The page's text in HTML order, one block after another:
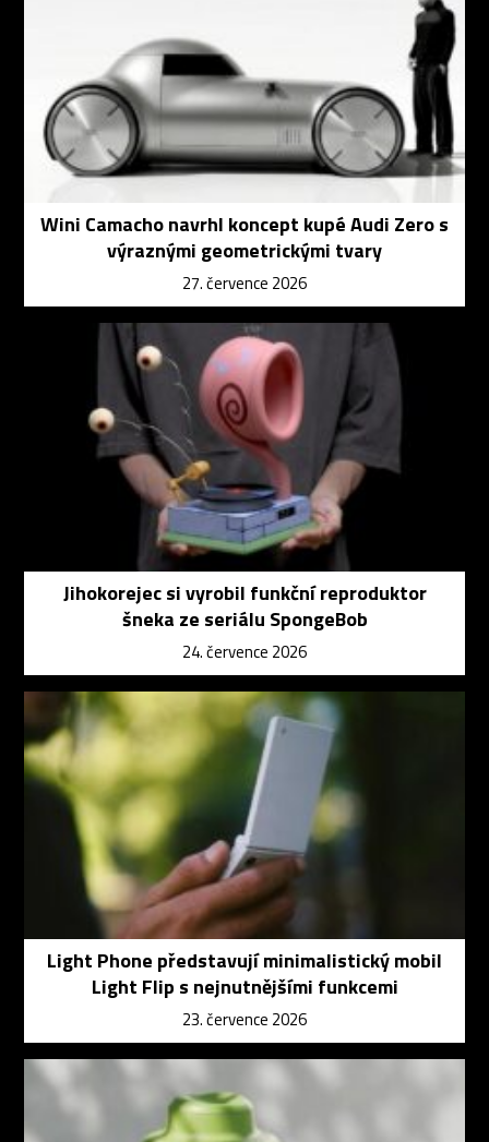
Wini Camacho navrhl koncept kupé Audi Zero s
výraznými geometrickými tvary
27. července 2026
Jihokorejec si vyrobil funkční reproduktor
šneka ze seriálu SpongeBob
24. července 2026
Light Phone představují minimalistický mobil
Light Flip s nejnutnějšími funkcemi
23. července 2026